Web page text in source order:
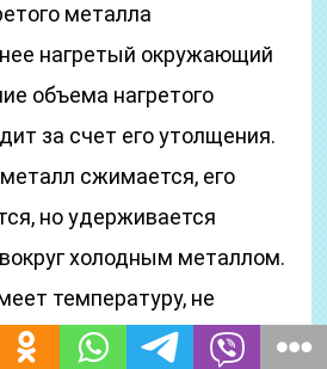
металла
нагретый окружающий
объема нагретого
за счет его утолщения.
сжимается, его
но удерживается
холодным металлом.
температуру, не
максимальной